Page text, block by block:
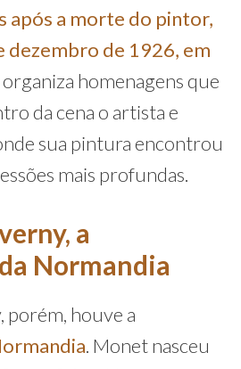
após a morte do pintor,
dezembro de 1926, em
organiza homenagens que
da cena o artista e
sua pintura encontrou
mais profundas.
a
Normandia
porém, houve a
. Monet nasceu